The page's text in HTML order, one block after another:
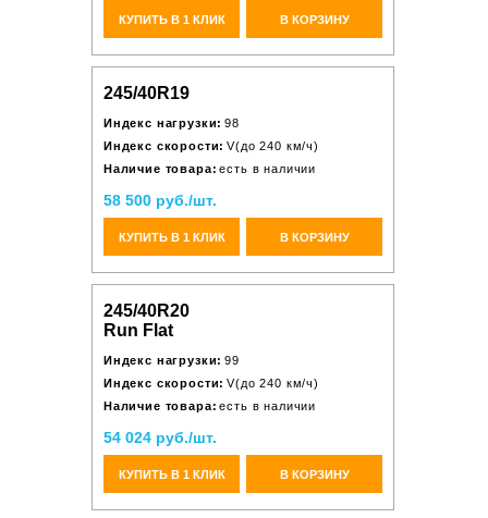
КУПИТЬ В 1 КЛИК В КОРЗИНУ
245/40R19
Индекс нагрузки: 98
Индекс скорости: V(до 240 км/ч)
Наличие товара: есть в наличии
58 500 руб./шт.
КУПИТЬ В 1 КЛИК В КОРЗИНУ
245/40R20
Run Flat
Индекс нагрузки: 99
Индекс скорости: V(до 240 км/ч)
Наличие товара: есть в наличии
54 024 руб./шт.
КУПИТЬ В 1 КЛИК В КОРЗИНУ